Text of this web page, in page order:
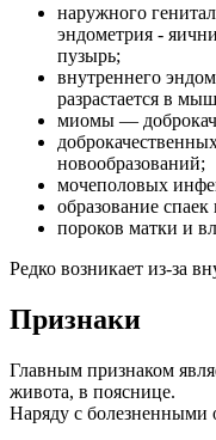
наружного
эндометрия -
пузырь;
внутреннего
разрастается в
миомы —
новообразований;
мочеполовых
образование спаек
пороков матки и
Редко возникает из-за
Признаки
Главным признаком
живота, в пояснице.
Наряду с